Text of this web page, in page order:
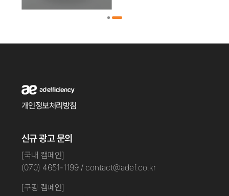
개인정보처리방침
신규 광고 문의
[국내 캠페인]
(070) 4651-1199 / contact@adef.co.kr
[쿠팡 캠페인]